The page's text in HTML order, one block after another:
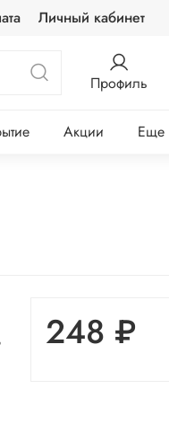
Личный кабинет
Профиль
Акции Еще
248 ₽